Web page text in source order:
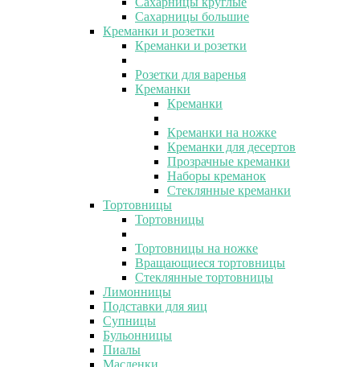
Сахарницы большие
Креманки и розетки
Креманки и розетки
Розетки для варенья
Креманки
Креманки
Креманки на ножке
Креманки для десертов
Прозрачные креманки
Наборы креманок
Стеклянные креманки
Тортовницы
Тортовницы
Тортовницы на ножке
Вращающиеся тортовницы
Стеклянные тортовницы
Лимонницы
Подставки для яиц
Супницы
Бульонницы
Пиалы
Масленки